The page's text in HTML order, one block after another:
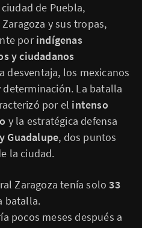
de Puebla,
y sus tropas,
porindígenas
y ciudadanos
desventaja, los mexicanos
La batalla
por el intenso
y la estratégica defensa
Guadalupe, dos puntos
la ciudad.
Zaragoza tenía solo33
batalla.
pocos meses después a